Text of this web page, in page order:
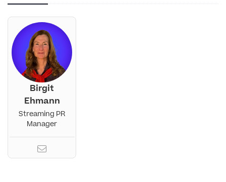
Birgit
Ehmann
Streaming PR
Manager